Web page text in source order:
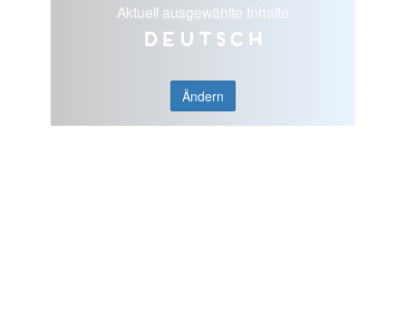
Aktuell ausgewählte Inhalte
Deutsch
Ändern